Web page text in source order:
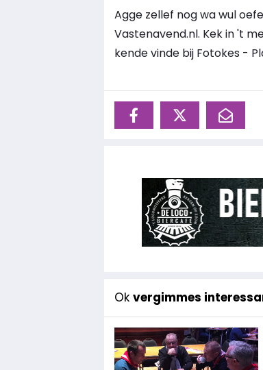
Agge zellef nog wa wul
Vastenavend.nl. Kek in 't
kende vinde bij Fotokes -
Ok vergimmes